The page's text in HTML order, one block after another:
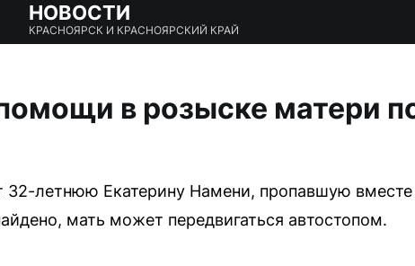
НОВОСТИ
КРАСНОЯРСК И КРАСНОЯРСКИЙ КРАЙ
в розыске матери
летнюю Екатерину Намени, пропавшую вместе
мать может передвигаться автостопом.